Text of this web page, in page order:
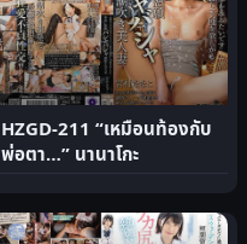
HZGD-211 “เหมือนท้องกับ
พ่อตา…” นานาโกะ